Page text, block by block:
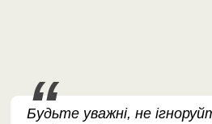
Будьте уважні, не